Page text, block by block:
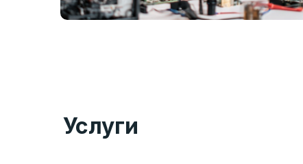
Услуги